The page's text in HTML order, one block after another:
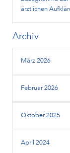
ärztlichen
Archiv
März 2026
Februar 2026
Oktober 2025
April 2024